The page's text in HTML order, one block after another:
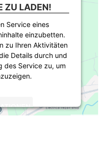
ZU LADEN!
Service eines
einzubetten.
zu Ihren Aktivitäten
Details durch und
des Service zu, um